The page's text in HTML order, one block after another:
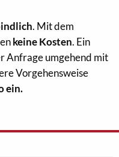
. Mit dem
keine Kosten. Ein
Anfrage umgehend mit
Vorgehensweise
ein.